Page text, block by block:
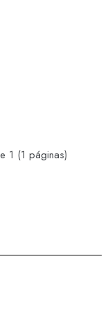
1 (1 páginas)